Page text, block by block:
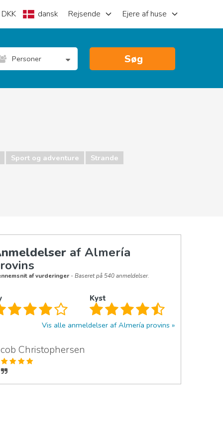
DKK dansk Rejsende Ejere af huse
Personer Søg
Sport og adventure Strande
af Almería
af vurderinger - Baseret på 540 anmeldelser.
Kyst
Vis alle anmeldelser af Almería provins
Christophersen